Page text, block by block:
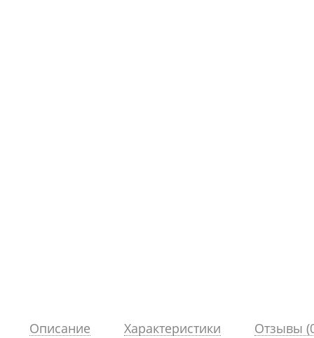
Описание Характеристики Отзывы